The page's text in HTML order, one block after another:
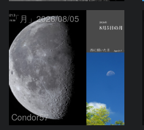
「月」2026/08/05
Condor57